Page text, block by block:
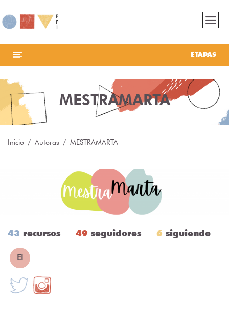
ETAPAS
MESTRAMARTA
Inicio Autoras MESTRAMARTA
43 recursos 49 seguidores 6 siguiendo
EI